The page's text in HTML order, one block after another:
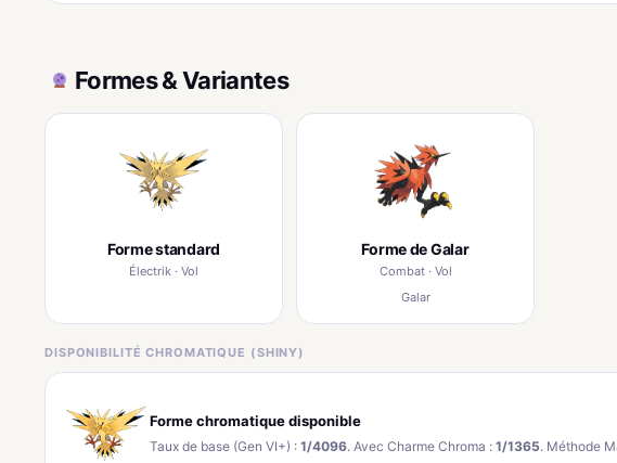
Formes & Variantes
Forme standard
Électrik · Vol
Forme de Galar
Combat · Vol
Galar
DISPONIBILITÉ CHROMATIQUE (SHINY)
Forme chromatique disponible
Taux de base (Gen VI+) : 1/4096. Avec Charme Chroma : 1/1365. Méthode